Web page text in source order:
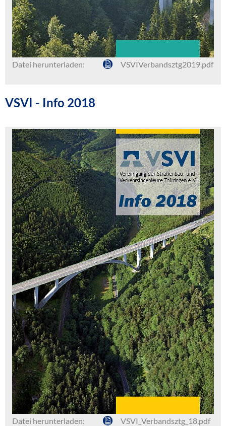
Datei herunterladen: VSVIVerbandsztg2019.pdf
VSVI - Info 2018
Datei herunterladen: VSVI_Verbandsztg_18.pdf